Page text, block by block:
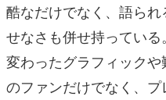
酷なだけでなく、語ら
せなさも併せ持ってい
変わったグラフィック
のファンだけでなく、